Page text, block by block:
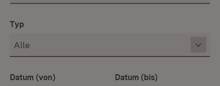
Typ
Datum (von) Datum (bis)